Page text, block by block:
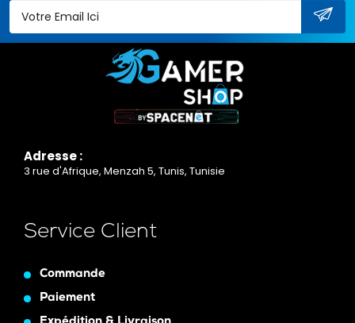
Adresse :
3 rue d'Afrique, Menzah 5, Tunis, Tunisie
Service Client
Commande
Paiement